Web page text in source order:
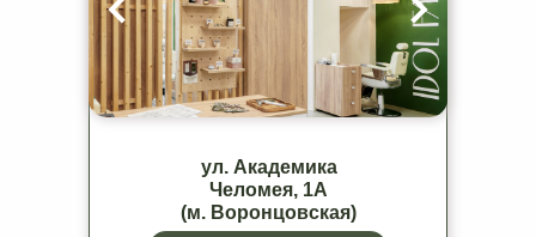
ул. Академика
Челомея, 1А
(м. Воронцовская)